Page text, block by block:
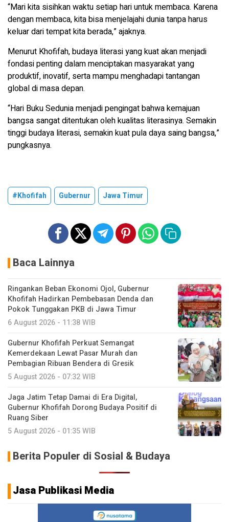
“Mari kita sisihkan waktu setiap hari untuk membaca. Karena
dengan membaca, kita bisa menjelajahi dunia tanpa harus
keluar dari tempat kita berada,” ajaknya.
Menurut Khofifah, budaya literasi yang kuat akan menjadi
fondasi penting dalam menciptakan masyarakat yang
produktif, inovatif, serta mampu menghadapi tantangan
global di masa depan.
“Hari Buku Sedunia menjadi pengingat bahwa kemajuan
bangsa sangat ditentukan oleh kualitas literasinya. Semakin
tinggi budaya literasi, semakin kuat pula daya saing bangsa,”
pungkasnya.
#Khofifah Gubernur Jawa Timur
Baca Lainnya
Ringankan Beban Ekonomi Ojol, Gubernur
Khofifah Hadirkan Pembebasan Denda dan
Pokok Tunggakan PKB di Jawa Timur
6 August 2026 - 11:38 WIB
Gubernur Khofifah Perkuat Semangat
Kemerdekaan Lewat Pasar Murah dan
Pembagian Ribuan Bendera di Gresik
5 August 2026 - 07:32 WIB
Jaga Jatim Tetap Damai di Era Digital,
Gubernur Khofifah Dorong Budaya Positif di
Ruang Siber
5 August 2026 - 01:35 WIB
Berita Populer di Sosial & Budaya
Jasa Publikasi Media